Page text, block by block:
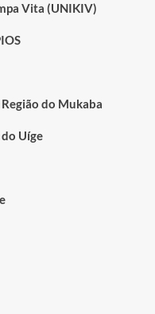
Vita (UNIKIV)
do Mukaba
Uíge